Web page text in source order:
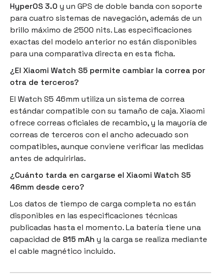
HyperOS 3.0 y un GPS de doble banda con soporte
para cuatro sistemas de navegación, además de un
brillo máximo de 2500 nits. Las especificaciones
exactas del modelo anterior no están disponibles
para una comparativa directa en esta ficha.
¿El Xiaomi Watch S5 permite cambiar la correa por
otra de terceros?
El Watch S5 46mm utiliza un sistema de correa
estándar compatible con su tamaño de caja. Xiaomi
ofrece correas oficiales de recambio, y la mayoría de
correas de terceros con el ancho adecuado son
compatibles, aunque conviene verificar las medidas
antes de adquirirlas.
¿Cuánto tarda en cargarse el Xiaomi Watch S5
46mm desde cero?
Los datos de tiempo de carga completa no están
disponibles en las especificaciones técnicas
publicadas hasta el momento. La batería tiene una
capacidad de 815 mAh y la carga se realiza mediante
el cable magnético incluido.